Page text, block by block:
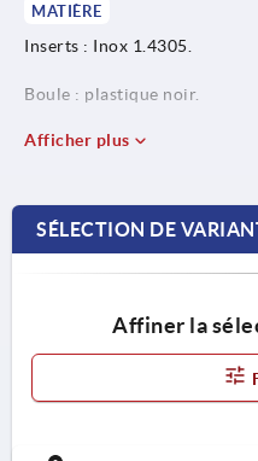
MATIÈRE
Inserts : Inox 1.4305.
Boule : plastique noir.
Afficher plus
SÉLECTION DE
Affiner la